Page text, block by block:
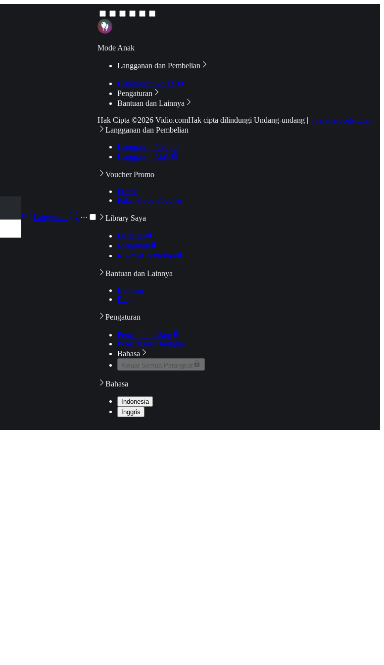
Langganan
···
Mode Anak
Langganan dan Pembelian
Hubungkan ke TV
Pengaturan
Bantuan dan Lainnya
Hak Cipta ©2026 Vidio.comHak cipta dilindungi Undang-undang | Syarat & Ketentuan
Langganan dan Pembelian
Langganan Premier
Langganan Aktif
Voucher Promo
Promo
Pakai Kode Voucher
Library Saya
Daftarku
Mengikuti
Riwayat Tontonan
Bantuan dan Lainnya
Bantuan
Blog
Pengaturan
Pengaturan Akun
Pemeriksaan Jaringan
Bahasa
Keluar Semua Perangkat
Bahasa
Indonesia
Inggris